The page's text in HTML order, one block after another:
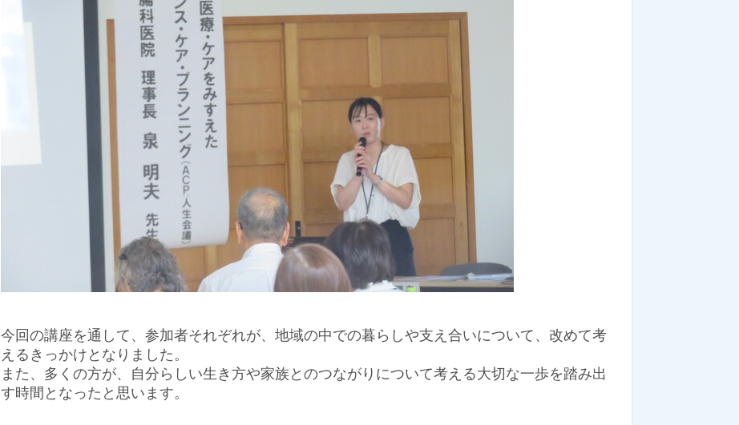
今回の講座を通して、参加者それぞれが、地域の中での暮らしや支え合いについて、改めて考
えるきっかけとなりました。
また、多くの方が、自分らしい生き方や家族とのつながりについて考える大切な一歩を踏み出
す時間となったと思います。